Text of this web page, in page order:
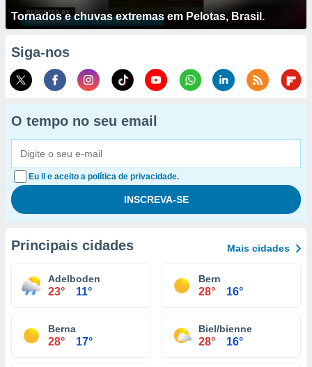
Tornados e chuvas extremas em Pelotas, Brasil.
Siga-nos
O tempo no seu email
Eu li e aceito a política de privacidade.
Principais cidades Mais cidades
Adelboden
23° 11°
Bern
28° 16°
Berna
28° 17°
Biel/bienne
28° 16°